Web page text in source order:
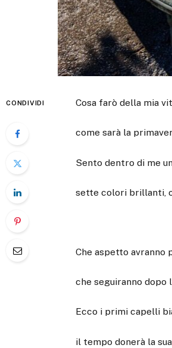
CONDIVIDI Cosa farò della mia
come sarà la
Sento dentro di me
sette colori brillanti,
Che aspetto avranno
che seguiranno dopo
Ecco i primi capelli
il tempo donerà la